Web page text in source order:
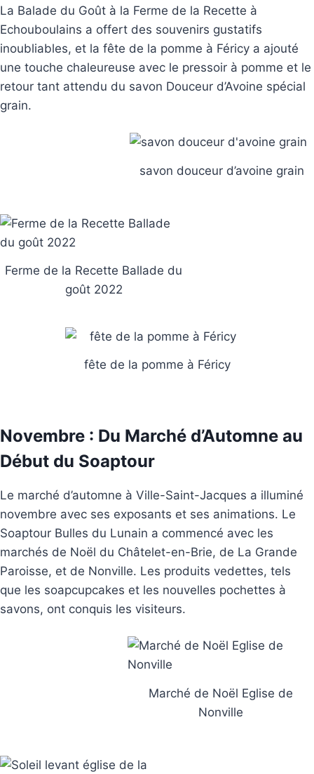
La Balade du Goût à la Ferme de la Recette à
Echouboulains a offert des souvenirs gustatifs
inoubliables, et la fête de la pomme à Féricy a ajouté
une touche chaleureuse avec le pressoir à pomme et le
retour tant attendu du savon Douceur d’Avoine spécial
grain.
savon douceur d’avoine grain
Ferme de la Recette Ballade du
goût 2022
fête de la pomme à Féricy
Novembre : Du Marché d’Automne au
Début du Soaptour
Le marché d’automne à Ville-Saint-Jacques a illuminé
novembre avec ses exposants et ses animations. Le
Soaptour Bulles du Lunain a commencé avec les
marchés de Noël du Châtelet-en-Brie, de La Grande
Paroisse, et de Nonville. Les produits vedettes, tels
que les soapcupcakes et les nouvelles pochettes à
savons, ont conquis les visiteurs.
Marché de Noël Eglise de
Nonville